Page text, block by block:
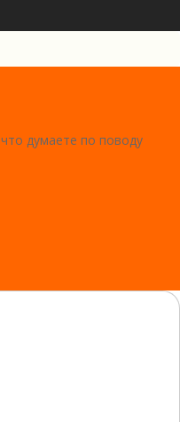
думаете по поводу